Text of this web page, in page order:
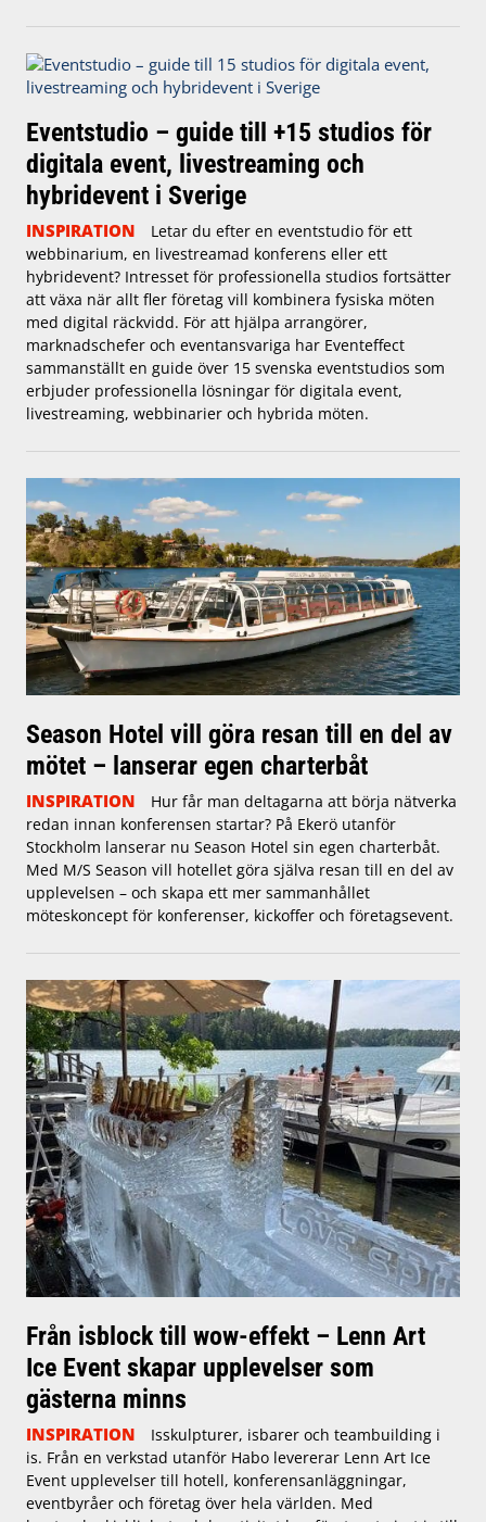
Eventstudio – guide till +15 studios för
digitala event, livestreaming och
hybridevent i Sverige
INSPIRATION
Letar du efter en eventstudio för ett
webbinarium, en livestreamad konferens eller ett
hybridevent? Intresset för professionella studios fortsätter
att växa när allt fler företag vill kombinera fysiska möten
med digital räckvidd. För att hjälpa arrangörer,
marknadschefer och eventansvariga har Eventeffect
sammanställt en guide över 15 svenska eventstudios som
erbjuder professionella lösningar för digitala event,
livestreaming, webbinarier och hybrida möten.
Season Hotel vill göra resan till en del av
mötet – lanserar egen charterbåt
INSPIRATION
Hur får man deltagarna att börja nätverka
redan innan konferensen startar? På Ekerö utanför
Stockholm lanserar nu Season Hotel sin egen charterbåt.
Med M/S Season vill hotellet göra själva resan till en del av
upplevelsen – och skapa ett mer sammanhållet
möteskoncept för konferenser, kickoffer och företagsevent.
Från isblock till wow-effekt – Lenn Art
Ice Event skapar upplevelser som
gästerna minns
INSPIRATION
Isskulpturer, isbarer och teambuilding i
is. Från en verkstad utanför Habo levererar Lenn Art Ice
Event upplevelser till hotell, konferensanläggningar,
eventbyråer och företag över hela världen. Med